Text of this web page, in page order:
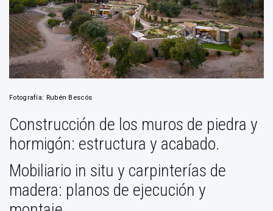
Fotografía: Rubén Bescós
Construcción de los muros de piedra y
hormigón: estructura y acabado.
Mobiliario in situ y carpinterías de
madera: planos de ejecución y